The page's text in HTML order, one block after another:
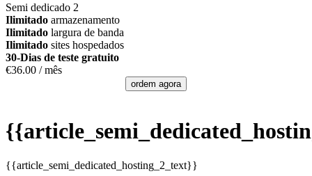
Semi dedicado 2
Ilimitado armazenamento
Ilimitado largura de banda
Ilimitado sites hospedados
30-Dias de teste gratuito
€36.00 / mês
ordem agora
{{article_semi_dedicated_hosting_2_text}}